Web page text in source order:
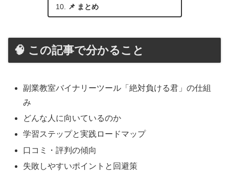
📌 まとめ
🧠 この記事で分かること
副業教室バイナリーツール「絶対負ける君」の仕組
み
どんな人に向いているのか
学習ステップと実践ロードマップ
口コミ・評判の傾向
失敗しやすいポイントと回避策